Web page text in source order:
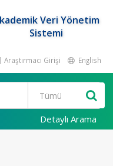
Veri Yönetim
Sistemi
Araştırmacı Girişi English
Detaylı Arama